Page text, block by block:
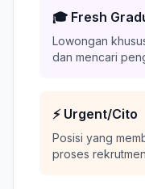
🎓 Fresh
Lowongan
dan mencari
⚡ Urgent/Cito
Posisi yang
proses